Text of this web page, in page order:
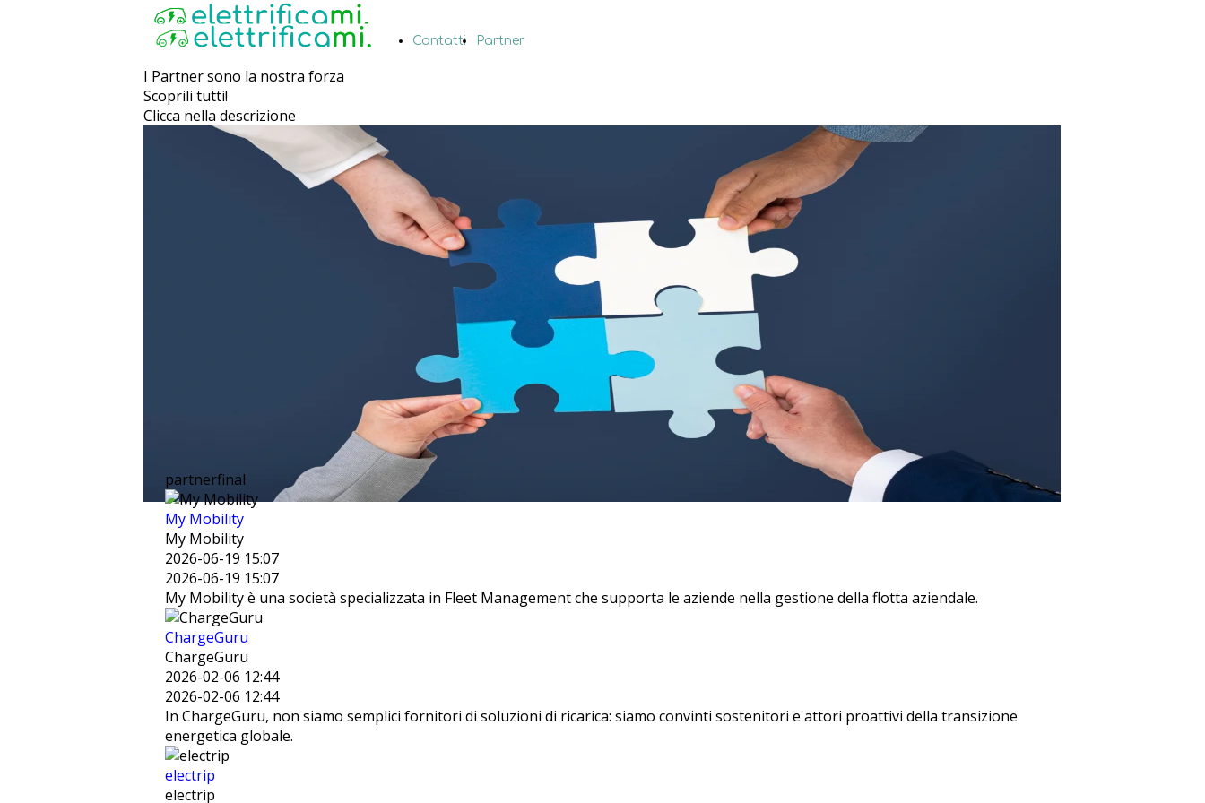
Contatti Partner
I Partner sono la nostra forza
Scoprili tutti!
Clicca nella descrizione
partnerfinal
My Mobility
My Mobility
2026-06-19 15:07
2026-06-19 15:07
My Mobility è una società specializzata in Fleet Management che supporta le aziende nella gestione della flotta aziendale.
ChargeGuru
ChargeGuru
2026-02-06 12:44
2026-02-06 12:44
In ChargeGuru, non siamo semplici fornitori di soluzioni di ricarica: siamo convinti sostenitori e attori proattivi della transizione
energetica globale.
electrip
electrip